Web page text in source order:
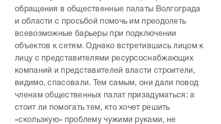
обращения в общественные палаты Волгограда
и области с просьбой помочь им преодолеть
всевозможные барьеры при подключении
объектов к сетям. Однако встретившись лицом к
лицу с представителями ресурсоснабжающих
компаний и представителей власти строители,
видимо, спасовали. Тем самым, они дали повод
членам общественных палат призадуматься: а
стоит ли помогать тем, кто хочет решить
«скользкую» проблему чужими руками, не